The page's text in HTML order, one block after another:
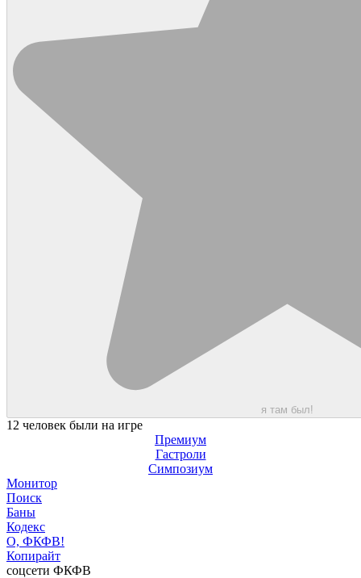
я там был!
12 человек были на игре
Премиум
Гастроли
Симпозиум
Монитор
Поиск
Баны
Кодекс
О, ФКФВ!
Копирайт
соцсети ФКФВ